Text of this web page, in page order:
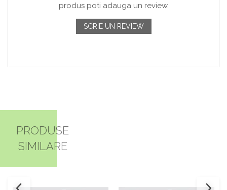
produs poti adauga un review.
SCRIE UN REVIEW
PRODUSE
SIMILARE